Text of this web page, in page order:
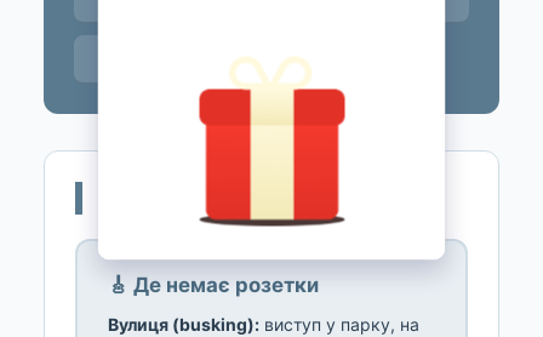
🎸 Де немає розетки
Вулиця (busking): виступ у парку, на